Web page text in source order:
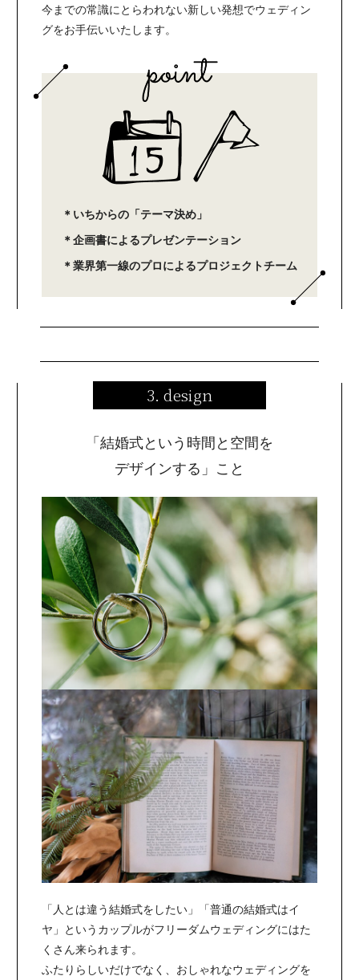
今までの常識にとらわれない新しい発想でウェディン
グをお手伝いいたします。
＊いちからの「テーマ決め」
＊企画書によるプレゼンテーション
＊業界第一線のプロによるプロジェクトチーム
3. design
「結婚式という時間と空間を
デザインする」こと
「人とは違う結婚式をしたい」「普通の結婚式はイ
ヤ」というカップルがフリーダムウェディングにはた
くさん来られます。
ふたりらしいだけでなく、おしゃれなウェディングを